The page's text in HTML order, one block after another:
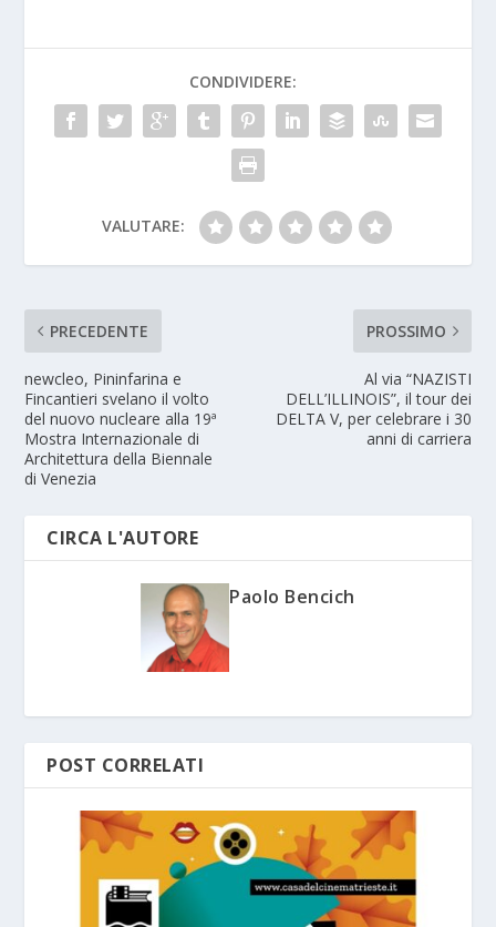
CONDIVIDERE:
VALUTARE:
PRECEDENTE
newcleo, Pininfarina e
Fincantieri svelano il volto
del nuovo nucleare alla 19ª
Mostra Internazionale di
Architettura della Biennale
di Venezia
PROSSIMO
Al via “NAZISTI
DELL’ILLINOIS”, il tour dei
DELTA V, per celebrare i 30
anni di carriera
CIRCA L'AUTORE
Paolo Bencich
POST CORRELATI